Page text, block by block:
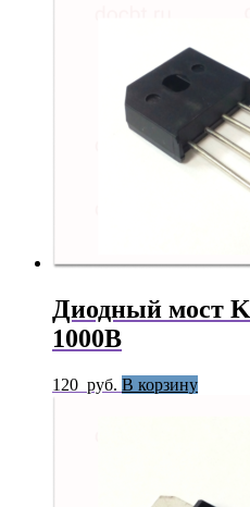
Диодный мост
1000В
120 руб. В корзину